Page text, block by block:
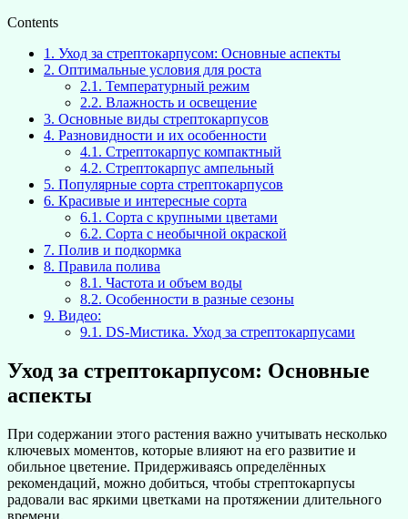
Contents
1. Уход за стрептокарпусом: Основные аспекты
2. Оптимальные условия для роста
2.1. Температурный режим
2.2. Влажность и освещение
3. Основные виды стрептокарпусов
4. Разновидности и их особенности
4.1. Стрептокарпус компактный
4.2. Стрептокарпус ампельный
5. Популярные сорта стрептокарпусов
6. Красивые и интересные сорта
6.1. Сорта с крупными цветами
6.2. Сорта с необычной окраской
7. Полив и подкормка
8. Правила полива
8.1. Частота и объем воды
8.2. Особенности в разные сезоны
9. Видео:
9.1. DS-Мистика. Уход за стрептокарпусами
Уход за стрептокарпусом: Основные
аспекты
При содержании этого растения важно учитывать несколько
ключевых моментов, которые влияют на его развитие и
обильное цветение. Придерживаясь определённых
рекомендаций, можно добиться, чтобы стрептокарпусы
радовали вас яркими цветками на протяжении длительного
времени.